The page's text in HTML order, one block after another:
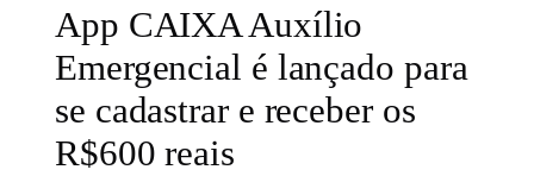
App CAIXA Auxílio
Emergencial é lançado para
se cadastrar e receber os
R$600 reais